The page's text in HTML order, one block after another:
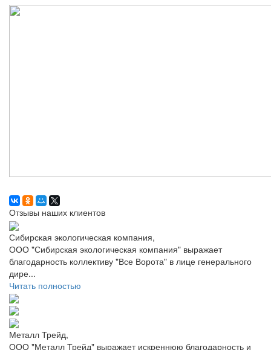
Отзывы наших клиентов
Сибирская экологическая компания,
ООО "Сибирская экологическая компания" выражает
благодарность коллективу "Все Ворота" в лице генерального
дире...
Читать полностью
Металл Трейд,
ООО "Металл Трейд" выражает искреннюю благодарность и